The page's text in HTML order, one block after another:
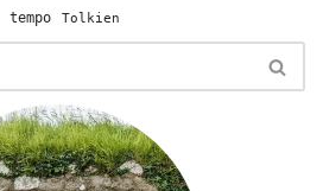
tempo Tolkien